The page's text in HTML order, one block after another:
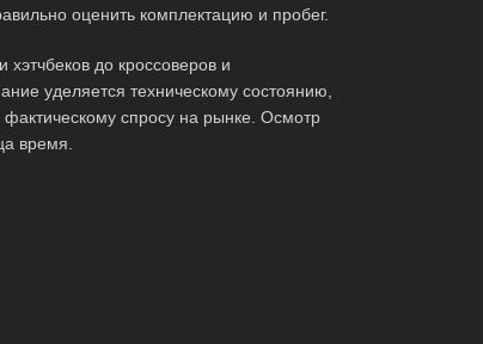
оценить комплектацию и пробег.
до кроссоверов и
уделяется техническому состоянию,
спросу на рынке. Осмотр
время.